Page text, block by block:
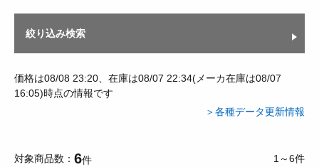
絞り込み検索
価格は08/08 23:20、在庫は08/07 22:34(メーカ在庫は08/07
16:05)時点の情報です
＞各種データ更新情報
対象商品数 6件 1～6件